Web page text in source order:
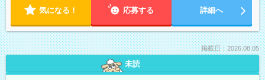
気になる！ 応募する 詳細へ
掲載日：2026.08.05
未読